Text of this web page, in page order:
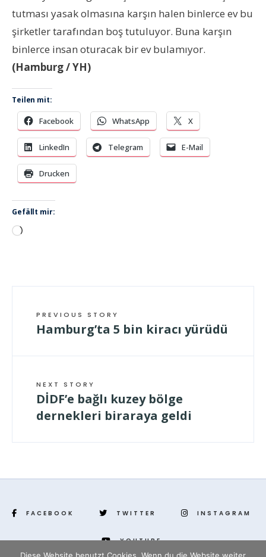
tutması yasak olmasına karşın halen binlerce ev bu
şirketler tarafından boş tutuluyor. Buna karşın
binlerce insan oturacak bir ev bulamıyor.
(Hamburg / YH)
Teilen mit:
Facebook WhatsApp X
LinkedIn Telegram E-Mail
Drucken
Gefällt mir:
Wird
PREVIOUS STORY
Hamburg’ta 5 bin kiracı yürüdü
NEXT STORY
DİDF’e bağlı kuzey bölge
dernekleri biraraya geldi
FACEBOOK TWITTER INSTAGRAM
YOUTUBE